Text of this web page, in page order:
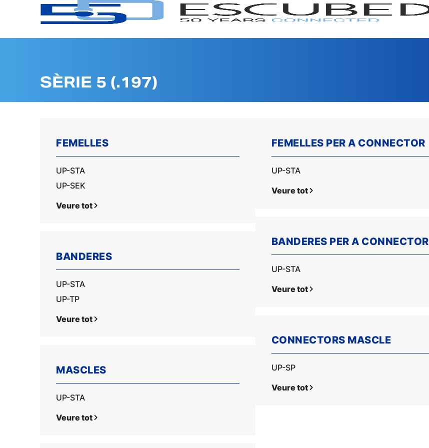
SÈRIE 5 (.197)
FEMELLES
UP-STA
UP-SEK
Veure tot
BANDERES
UP-STA
UP-TP
Veure tot
MASCLES
UP-STA
Veure tot
FEMELLES PER A CONNECTOR
UP-STA
Veure tot
BANDERES PER A CONNECTOR
UP-STA
Veure tot
CONNECTORS MASCLE
UP-SP
Veure tot